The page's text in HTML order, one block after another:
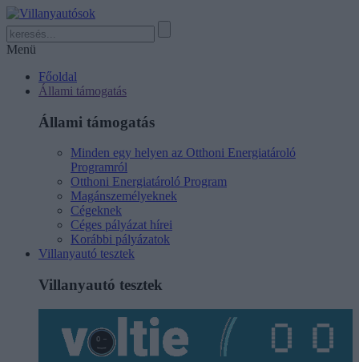
Menü
Főoldal
Állami támogatás
Állami támogatás
Minden egy helyen az Otthoni Energiatároló
Programról
Otthoni Energiatároló Program
Magánszemélyeknek
Cégeknek
Céges pályázat hírei
Korábbi pályázatok
Villanyautó tesztek
Villanyautó tesztek